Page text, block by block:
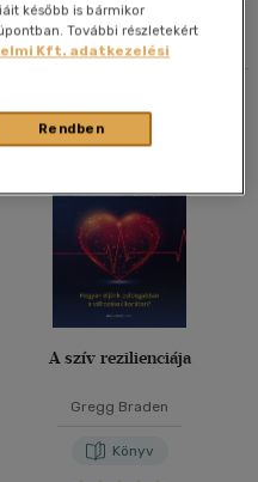
Rendezés
A szív rezilienciája
Gregg Braden
Könyv
később is bármikor
További részletekért
Kft. adatkezelési
Rendben